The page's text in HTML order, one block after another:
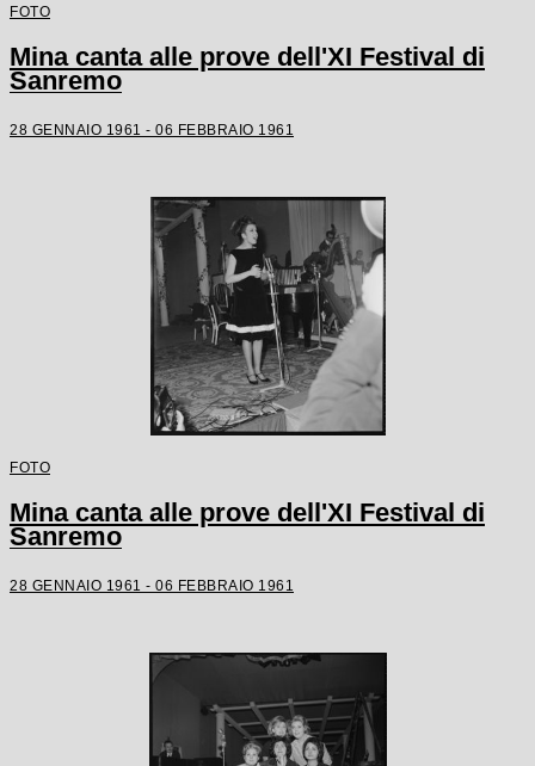
FOTO
Mina canta alle prove dell'XI Festival di
Sanremo
28 GENNAIO 1961 - 06 FEBBRAIO 1961
FOTO
Mina canta alle prove dell'XI Festival di
Sanremo
28 GENNAIO 1961 - 06 FEBBRAIO 1961